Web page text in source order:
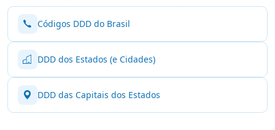
Códigos DDD do Brasil
DDD dos Estados (e Cidades)
DDD das Capitais dos Estados